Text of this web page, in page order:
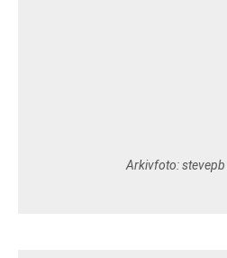
Arkivfoto:stevepb